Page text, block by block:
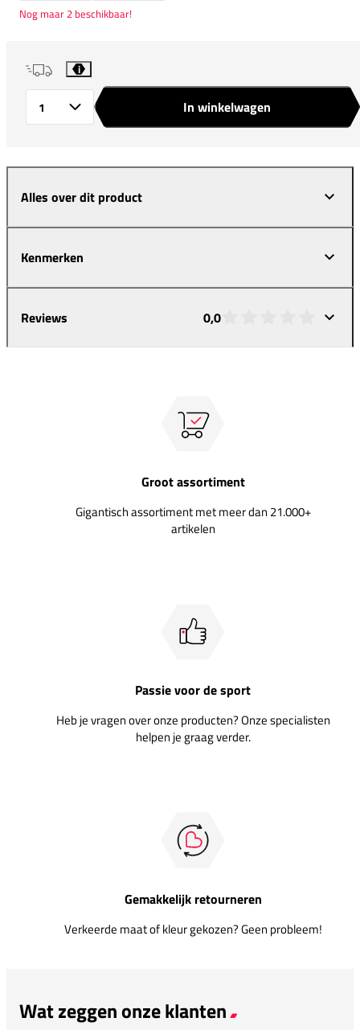
Nog maar 2 beschikbaar!
i
In winkelwagen
Alles over dit product
Kenmerken
Reviews 0,0
Groot assortiment
Gigantisch assortiment met meer dan 21.000+
artikelen
Passie voor de sport
Heb je vragen over onze producten? Onze specialisten
helpen je graag verder.
Gemakkelijk retourneren
Verkeerde maat of kleur gekozen? Geen probleem!
Wat zeggen onze klanten